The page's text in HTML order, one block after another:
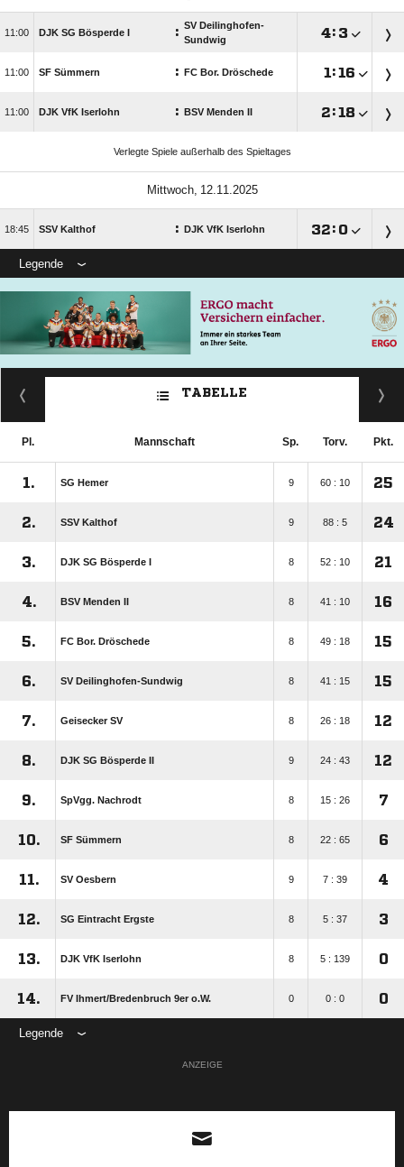
 DJK SG Bösperde I : SV Deilinghofen-
Sundwig
: 
 SF Sümmern : FC Bor. Dröschede  :
 DJK VfK Iserlohn : BSV Menden II :
Verlegte Spiele außerhalb des Spieltages
 
 SSV Kalthof : DJK VfK Iserlohn : 
Legende
TABELLE
Pl. Mannschaft Sp. Torv. Pkt.
1. SG Hemer 9 60 : 10 25
2. SSV Kalthof 9 88 : 5 24
3. DJK SG Bösperde I 8 52 : 10 21
4. BSV Menden II 8 41 : 10 16
5. FC Bor. Dröschede 8 49 : 18 15
6. SV Deilinghofen-Sundwig 8 41 : 15 15
7. Geisecker SV 8 26 : 18 12
8. DJK SG Bösperde II 9 24 : 43 12
9. SpVgg. Nachrodt 8 15 : 26 7
10. SF Sümmern 8 22 : 65 6
11. SV Oesbern 9 7 : 39 4
12. SG Eintracht Ergste 8 5 : 37 3
13. DJK VfK Iserlohn 8 5 : 139 0
14. FV Ihmert/​Bredenbruch 9er o.W. 0 0 : 0 0
Legende
ANZEIGE